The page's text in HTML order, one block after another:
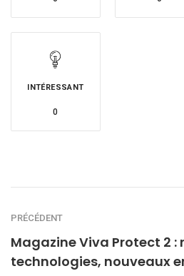
INTÉRESSANT
0
PRÉCÉDENT
Magazine Viva Protect 2 :
technologies, nouveaux